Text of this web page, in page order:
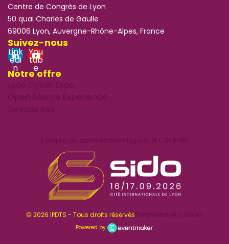
Centre de Congrès de Lyon
50 quai Charles de Gaulle
69006 Lyon, Auvergne-Rhône-Alpes, France
Suivez-nous
Link
edi
n
You
tub
e
Notre offre
Lyon Cyber Expo
Open Source Experience
Devops Rex
À propos du salonMentions légales et CGURGPD
© 2026 IPDTS - Tous droits réservésParamétrage Cookies
Powered by